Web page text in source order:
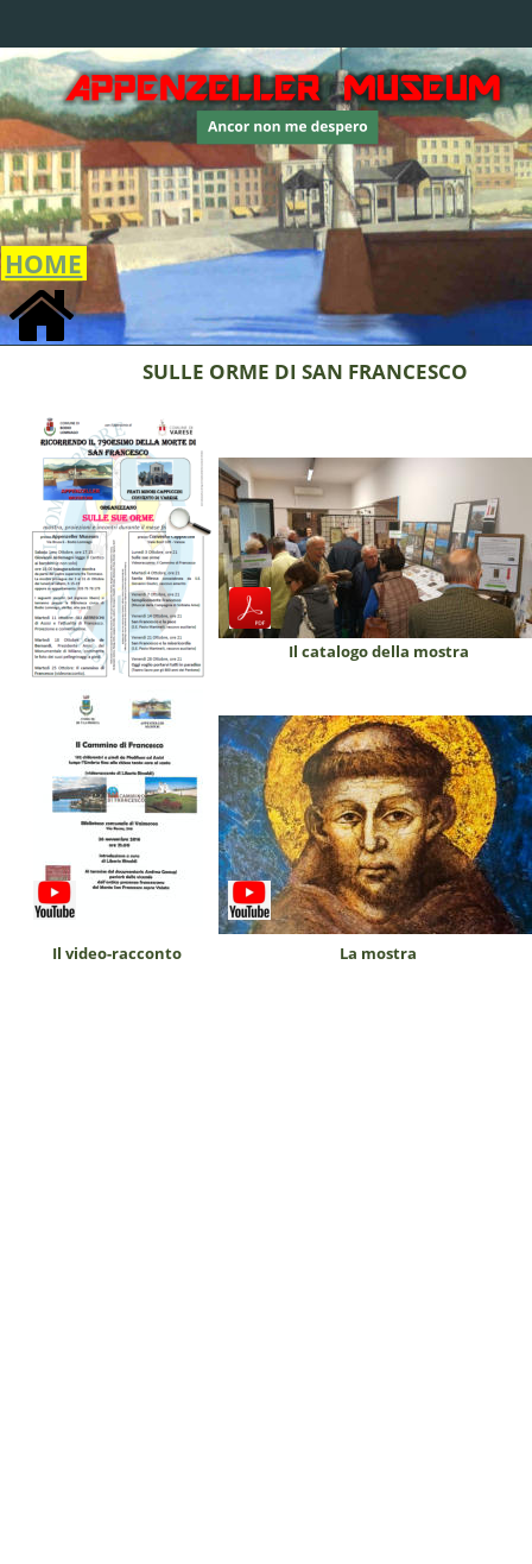
Il video-racconto
Il catalogo della mostra
La mostra
SULLE ORME DI SAN FRANCESCO
HOME